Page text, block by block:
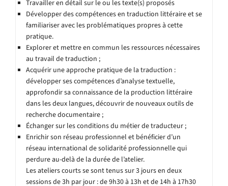
Travailler en détail sur le ou les texte(s) proposés
Développer des compétences en traduction littéraire et se
familiariser avec les problématiques propres à cette
pratique.
Explorer et mettre en commun les ressources nécessaires
au travail de traduction ;
Acquérir une approche pratique de la traduction :
développer ses compétences d’analyse textuelle,
approfondir sa connaissance de la production littéraire
dans les deux langues, découvrir de nouveaux outils de
recherche documentaire ;
Échanger sur les conditions du métier de traducteur ;
Enrichir son réseau professionnel et bénéficier d’un
réseau international de solidarité professionnelle qui
perdure au-delà de la durée de l’atelier.
Les ateliers courts se sont tenus sur 3 jours en deux
sessions de 3h par jour : de 9h30 à 13h et de 14h à 17h30